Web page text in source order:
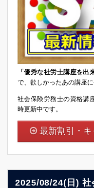
「優秀な社労士講座を出
で、欲しかったあの講座
社会保険労務士の資格講
時更新中です。
最新割引・
2025/08/24(日) 社